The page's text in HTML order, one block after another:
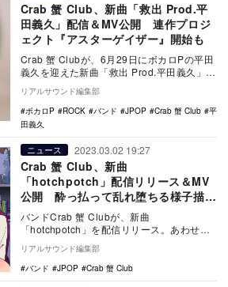
Crab 蟹 Club、新曲「救出 Prod.平
田義久」配信＆MV公開 連作プロジ
ェクト『アスターゲイザー』開始も
Crab 蟹 Clubが、6月29日にボカロPの平田
義久を迎えた新曲「救出 Prod.平田義久」を
リリースした。 …
リアルサウンド編集部
ボカロP
ROCK バンド JPOP Crab 蟹 Club
平
田義久
ニュース 2023.03.02 19:27
Crab 蟹 Club、新曲
「hotchpotch」配信リリース＆MV
公開 酔っ払って乱れ堕ちる様子描い
たダークポップ
バンドCrab 蟹 Clubが、新曲
「hotchpotch」を配信リリース。あわせ
て、同曲MVを公開した。 hotchpotc…
リアルサウンド編集部
バンド
JPOP Crab 蟹 Club